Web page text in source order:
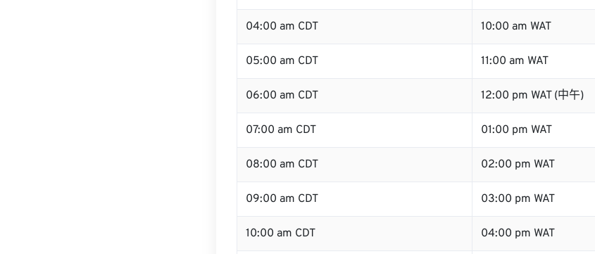
04:00 am CDT 10:00 am WAT
05:00 am CDT 11:00 am WAT
06:00 am CDT 12:00 pm WAT (中午)
07:00 am CDT 01:00 pm WAT
08:00 am CDT 02:00 pm WAT
09:00 am CDT 03:00 pm WAT
10:00 am CDT 04:00 pm WAT